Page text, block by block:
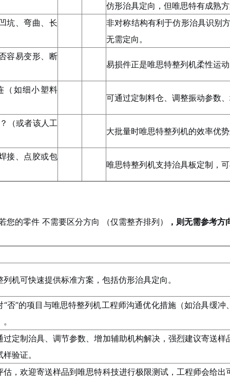
仿形治具定向，但唯思特有成熟
坑、弯曲、长
非对称结构有利于仿形治具识别
无需定向。
容易变形、断
易损件正是唯思特整列机柔性运
（如细小塑料
可通过定制料仓、调整振动参数
（或者该人工
大批量时唯思特整列机的效率优
接、点胶或包
唯思特整列机支持治具板定制，
您的零件 不需要区分方向 （仅需整齐排列） ， 则无需参考方
列机可快速提供标准方案，包括仿形治具定向。
“否”的项目与唯思特整列机工程师沟通优化措施（如治具缓冲
过定制治具、调节参数、增加辅助机构解决，强烈建议寄送样
样验证。
估，欢迎寄送样品到唯思特科技进行极限测试，工程师会给出